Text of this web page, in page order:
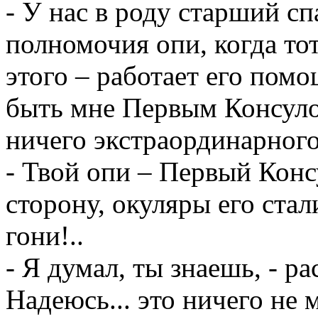
- У нас в роду старший
полномочия опи, когда
этого – работает его
быть мне Первым
ничего
- Твой опи – Первый
сторону, окуляры его
гони!..
- Я думал, ты знаешь, -
Надеюсь... это ничего не